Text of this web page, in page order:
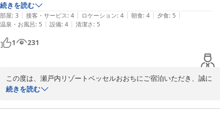
またのご家族でのご利用を、スタッフ一同心よりお待ち申し上げて
おります。
瀬戸内リゾート ベッセルおおち
瀬戸内リゾート ベッセルおおち
2026-07-22
一方で、当日はあいにくの天候で、本館からコテージへの道中、暗
くてご不便やご不安な思いをさせてしまいましたこと、深くお詫び
申し上げます。足元が見えにくくご不安な中、それを「いい思い
出」と温かく受け止めてくださったお客様の優しさに、心から感謝
いただいた貴重なご意見は、今後の施設運営の改善課題として真摯
に受け止め、より安全で快適にお過ごしいただける環境作りに努め
お風呂からも、朝のレストランからも海が見えて気持ち良い施設でし
た。
お部屋は１Fなので、周りが見えないのが残念でしたが、
夕方からの食事場所は、地元の方もお風呂、夕食に訪れるお食事場所
蛍が飛び交っている、、、見に行きませんか？とのお誘い、頂きまして
続きを読む
部屋: 3 | 接客・サービス: 4 | ロケーション: 4 | 朝食: 4 | 夕食: 5 |
温泉・お風呂: 5 | 設備: 4 | 清潔さ: 5
1 231
この度は、瀬戸内リゾートベッセルおおちにご宿泊いただき、誠に
ありがとうございます。
謝申し上げます。
続きを読む